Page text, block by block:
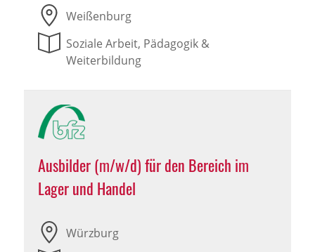
Weißenburg
Soziale Arbeit, Pädagogik &
Weiterbildung
Ausbilder (m/w/d) für den Bereich im
Lager und Handel
Würzburg